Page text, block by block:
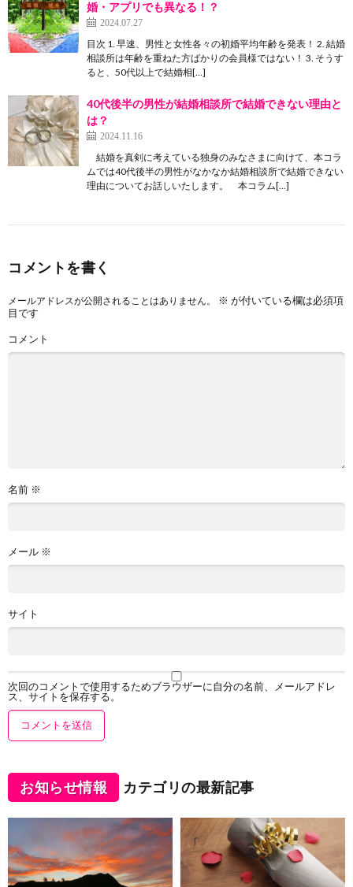
婚・アプリでも異なる！？
2024.07.27
目次 1. 早速、男性と女性各々の初婚平均年齢を発表！ 2. 結婚
相談所は年齢を重ねた方ばかりの会員様ではない！ 3. そうす
ると、50代以上で結婚相[…]
40代後半の男性が結婚相談所で結婚できない理由と
は？
2024.11.16
結婚を真剣に考えている独身のみなさまに向けて、本コラ
ムでは40代後半の男性がなかなか結婚相談所で結婚できない
理由についてお話しいたします。 本コラム[…]
コメントを書く
メールアドレスが公開されることはありません。 ※ が付いている欄は必須項
目です
コメント
名前 ※
メール ※
サイト
次回のコメントで使用するためブラウザーに自分の名前、メールアドレ
ス、サイトを保存する。
お知らせ情報 カテゴリの最新記事